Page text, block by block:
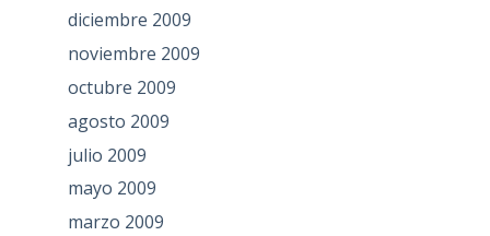
diciembre 2009
noviembre 2009
octubre 2009
agosto 2009
julio 2009
mayo 2009
marzo 2009